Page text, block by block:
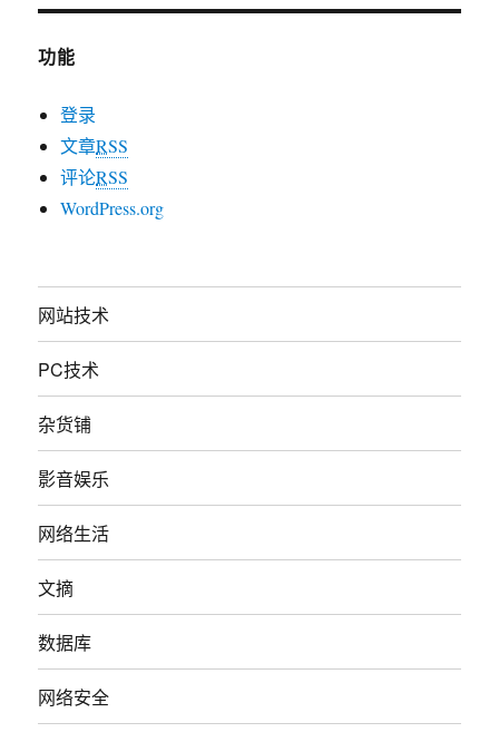
功能
登录
文章RSS
评论RSS
WordPress.org
网站技术
PC技术
杂货铺
影音娱乐
网络生活
文摘
数据库
网络安全